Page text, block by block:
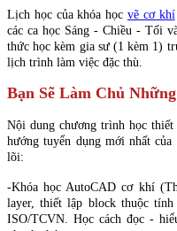
Lịch học của khóa học vẽ cơ khí
các ca học Sáng - Chiều - Tối
thức học kèm gia sư (1 kèm 1)
lịch trình làm việc đặc thù.
Bạn Sẽ Làm Chủ
Nội dung chương trình học
hướng tuyển dụng mới nhất
lõi:
-Khóa học AutoCAD cơ khí
layer, thiết lập block thuộc
ISO/TCVN. Học cách đọc -